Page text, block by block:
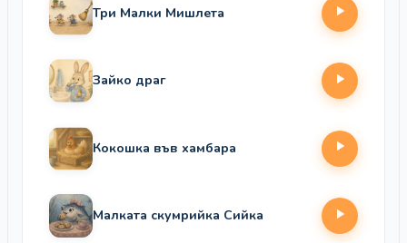
Три Малки Мишлета
Зайко драг
Кокошка във хамбара
Малката скумрийка Сийка